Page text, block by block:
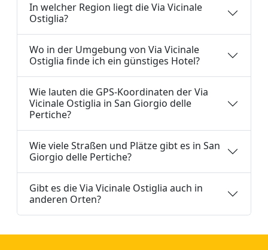
In welcher Region liegt die Via Vicinale
Ostiglia?
Wo in der Umgebung von Via Vicinale
Ostiglia finde ich ein günstiges Hotel?
Wie lauten die GPS-Koordinaten der Via
Vicinale Ostiglia in San Giorgio delle
Pertiche?
Wie viele Straßen und Plätze gibt es in San
Giorgio delle Pertiche?
Gibt es die Via Vicinale Ostiglia auch in
anderen Orten?